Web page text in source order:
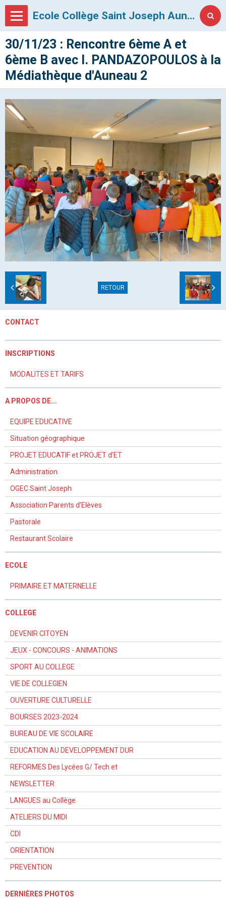
Ecole Collège Saint Joseph Auneau
30/11/23 : Rencontre 6ème A et
6ème B avec I. PANDAZOPOULOS à la
Médiathèque d'Auneau 2
RETOUR
CONTACT
INSCRIPTIONS
MODALITES ET TARIFS
A PROPOS DE...
EQUIPE EDUCATIVE
Situation géographique
PROJET EDUCATIF et PROJET d'ET
Administration
OGEC Saint Joseph
Association Parents d'Elèves
Pastorale
Restaurant Scolaire
ECOLE
PRIMAIRE ET MATERNELLE
COLLEGE
DEVENIR CITOYEN
JEUX - CONCOURS - ANIMATIONS
SPORT AU COLLEGE
VIE DE COLLEGIEN
OUVERTURE CULTURELLE
BOURSES 2023-2024
BUREAU DE VIE SCOLAIRE
EDUCATION AU DEVELOPPEMENT DUR
REFORMES Des Lycées G/ Tech et
NEWSLETTER
LANGUES au Collège
ATELIERS DU MIDI
CDI
ORIENTATION
PREVENTION
DERNIÈRES PHOTOS